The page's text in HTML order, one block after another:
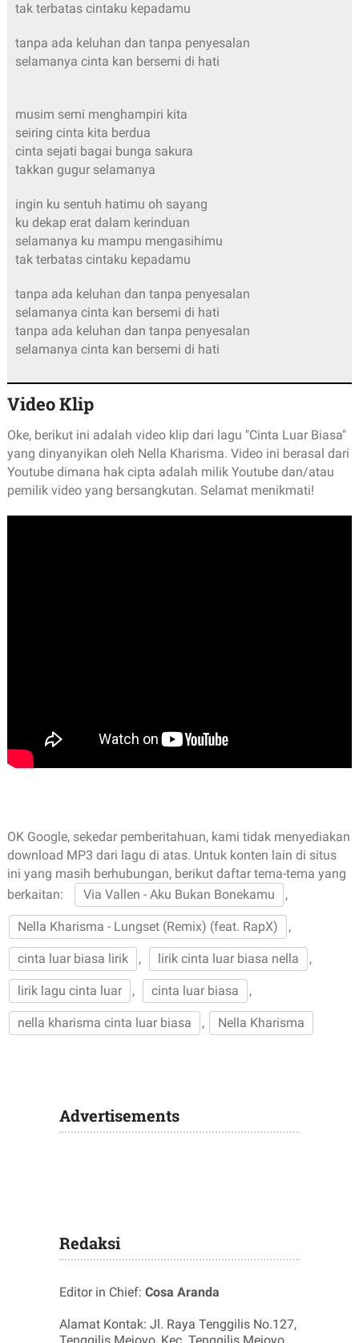
tak terbatas cintaku kepadamu
tanpa ada keluhan dan tanpa penyesalan
selamanya cinta kan bersemi di hati
musim semi menghampiri kita
seiring cinta kita berdua
cinta sejati bagai bunga sakura
takkan gugur selamanya
ingin ku sentuh hatimu oh sayang
ku dekap erat dalam kerinduan
selamanya ku mampu mengasihimu
tak terbatas cintaku kepadamu
tanpa ada keluhan dan tanpa penyesalan
selamanya cinta kan bersemi di hati
tanpa ada keluhan dan tanpa penyesalan
selamanya cinta kan bersemi di hati
Video Klip
Oke, berikut ini adalah video klip dari lagu "Cinta Luar Biasa"
yang dinyanyikan oleh Nella Kharisma. Video ini berasal dari
Youtube dimana hak cipta adalah milik Youtube dan/atau
pemilik video yang bersangkutan. Selamat menikmati!
OK Google, sekedar pemberitahuan, kami tidak menyediakan
download MP3 dari lagu di atas. Untuk konten lain di situs
ini yang masih berhubungan, berikut daftar tema-tema yang
berkaitan:
Via Vallen - Aku Bukan Bonekamu ,
Nella Kharisma - Lungset (Remix) (feat. RapX) ,
cinta luar biasa lirik , lirik cinta luar biasa nella ,
lirik lagu cinta luar , cinta luar biasa ,
nella kharisma cinta luar biasa , Nella Kharisma
Advertisements
Redaksi
Editor in Chief: Cosa Aranda
Alamat Kontak: Jl. Raya Tenggilis No.127,